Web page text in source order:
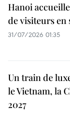
Hanoi
de visiteurs en
31/07/2026 01:35
Un train de
le Vietnam, la
2027